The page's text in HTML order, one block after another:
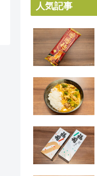
人気記事